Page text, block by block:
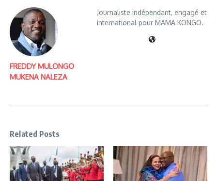
FREDDY MULONGO
MUKENA NALEZA
Journaliste indépendant, engagé et
international pour MAMA KONGO.
Related Posts